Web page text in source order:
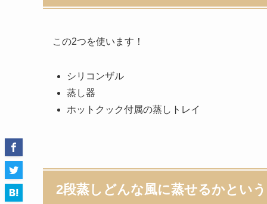
この2つを使います！
シリコンザル
蒸し器
ホットクック付属の蒸しトレイ
2段蒸しどんな風に蒸せるかとい